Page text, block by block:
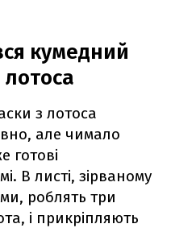
кумедний
з лотоса
але чимало
готові
В листі, зірваному
роблять три
і прикріпляють